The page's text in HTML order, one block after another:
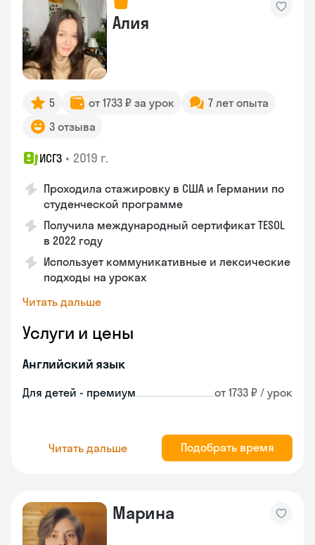
Алия
5 от 1733 ₽ за урок
7 лет опыта
3 отзыва
ИСГЗ • 2019 г.
Проходила стажировку в США и Германии по
студенческой программе
Получила международный сертификат TESOL
в 2022 году
Использует коммуникативные и лексические
подходы на уроках
Читать дальше
Услуги и цены
Английский язык
Для детей - премиум от 1733 ₽ / урок
Читать дальше Подобрать время
Марина